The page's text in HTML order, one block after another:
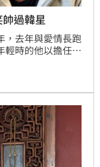
過韓星
，去年與愛情長跑
輕時的他以擔任
）日他在臉書分